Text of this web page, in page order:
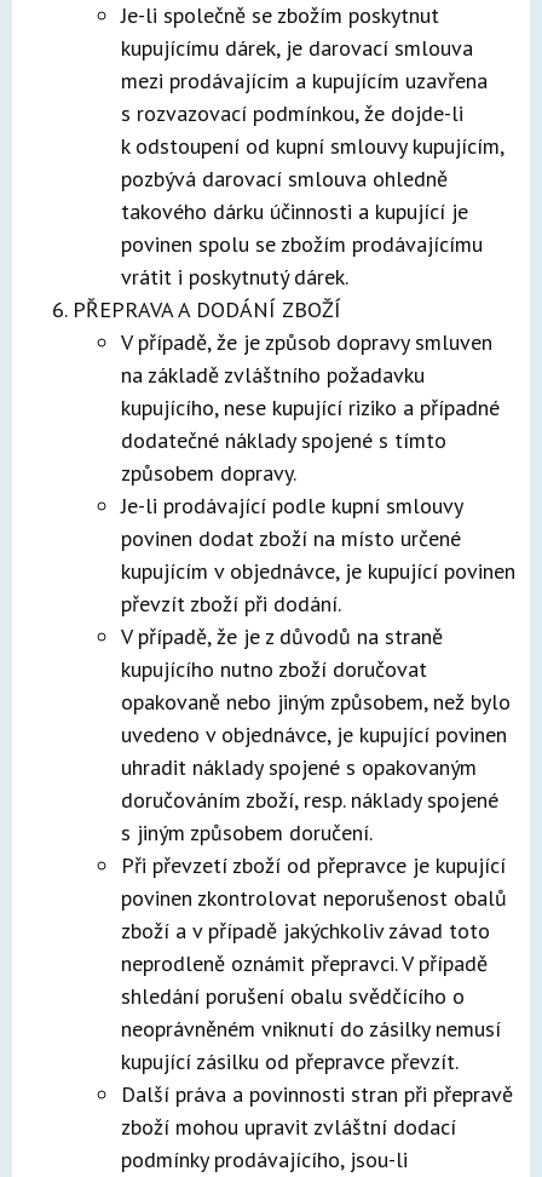
Je-li společně se zbožím poskytnut
kupujícímu dárek, je darovací smlouva
mezi prodávajícím a kupujícím uzavřena
s rozvazovací podmínkou, že dojde-li
k odstoupení od kupní smlouvy kupujícím,
pozbývá darovací smlouva ohledně
takového dárku účinnosti a kupující je
povinen spolu se zbožím prodávajícímu
vrátit i poskytnutý dárek.
PŘEPRAVA A DODÁNÍ ZBOŽÍ
V případě, že je způsob dopravy smluven
na základě zvláštního požadavku
kupujícího, nese kupující riziko a případné
dodatečné náklady spojené s tímto
způsobem dopravy.
Je-li prodávající podle kupní smlouvy
povinen dodat zboží na místo určené
kupujícím v objednávce, je kupující povinen
převzít zboží při dodání.
V případě, že je z důvodů na straně
kupujícího nutno zboží doručovat
opakovaně nebo jiným způsobem, než bylo
uvedeno v objednávce, je kupující povinen
uhradit náklady spojené s opakovaným
doručováním zboží, resp. náklady spojené
s jiným způsobem doručení.
Při převzetí zboží od přepravce je kupující
povinen zkontrolovat neporušenost obalů
zboží a v případě jakýchkoliv závad toto
neprodleně oznámit přepravci. V případě
shledání porušení obalu svědčícího o
neoprávněném vniknutí do zásilky nemusí
kupující zásilku od přepravce převzít.
Další práva a povinnosti stran při přepravě
zboží mohou upravit zvláštní dodací
podmínky prodávajícího, jsou-li